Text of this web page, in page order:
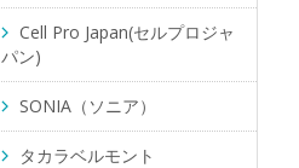
Cell Pro Japan(セルプロジャ
パン)
SONIA（ソニア）
タカラベルモント